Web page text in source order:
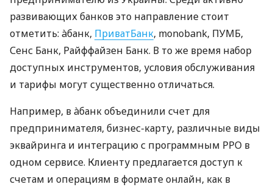
развивающих банков это направление стоит
отметить: àбанк, ПриватБанк, monobank, ПУМБ,
Сенс Банк, Райффайзен Банк. В то же время набор
доступных инструментов, условия обслуживания
и тарифы могут существенно отличаться.
Например, в àбанк объединили счет для
предпринимателя, бизнес-карту, различные виды
эквайринга и интеграцию с программным РРО в
одном сервисе. Клиенту предлагается доступ к
счетам и операциям в формате онлайн, как в